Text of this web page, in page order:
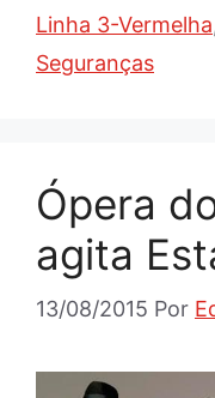
Linha 3-Vermelha
Seguranças
Ópera
agita
13/08/2015 Por